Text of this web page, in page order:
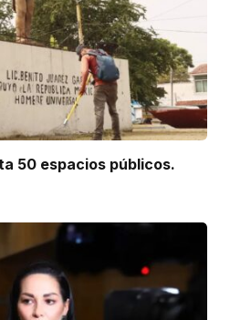
50 espacios públicos.